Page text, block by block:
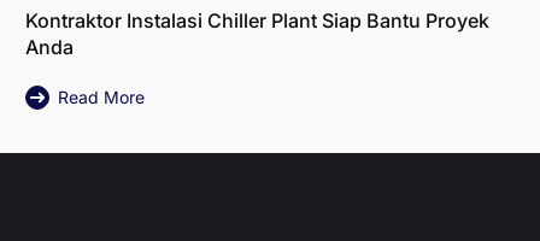
Kontraktor Instalasi Chiller Plant Siap Bantu Proyek
Anda
Read More